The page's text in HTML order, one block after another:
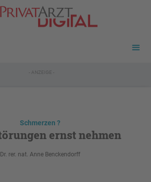
- ANZEIGE -
Schmerzen ?
ernst nehmen
Dr. rer. nat. Anne Benckendorff